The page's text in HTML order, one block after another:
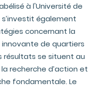
à l'Université de
s’investit également
concernant la
de quartiers
résultats se situent au
recherche d’action et
fondamentale. Le